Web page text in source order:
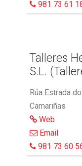
981 73 61
Talleres
S.L.
Rúa Estrada
Camariñas
Web
Email
981 73 60